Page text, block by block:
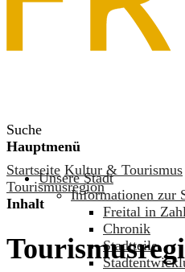
Suche
Hauptmenü
Unsere Stadt
Informationen zur
Freital in
Chronik
Stadtteile
Startseite Kultur & Tourismus
Tourismusregion
Inhalt